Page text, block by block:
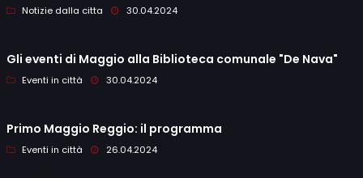
Notizie dalla citta 30.04.2024
Gli eventi di Maggio alla Biblioteca comunale "De Nava"
Eventi in città 30.04.2024
Primo Maggio Reggio: il programma
Eventi in città 26.04.2024